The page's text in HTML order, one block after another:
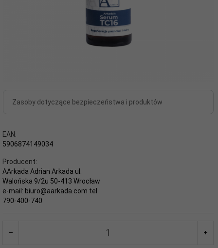
Zasoby dotyczące bezpieczeństwa i produktów
EAN:
5906874149034
Producent:
AArkada Adrian Arkada ul.
Walońska 9/2u 50-413 Wrocław
e-mail: biuro@aarkada.com tel.
790-400-740